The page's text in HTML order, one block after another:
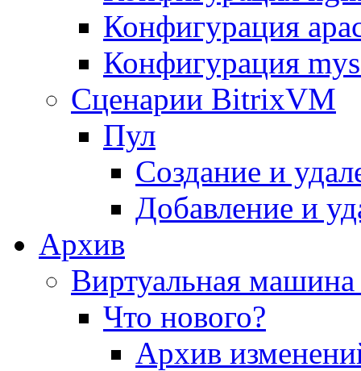
Конфигурация
Конфигурация
Сценарии BitrixVM
Пул
Создание и
Добавление и
Архив
Виртуальная
Что нового?
Архив